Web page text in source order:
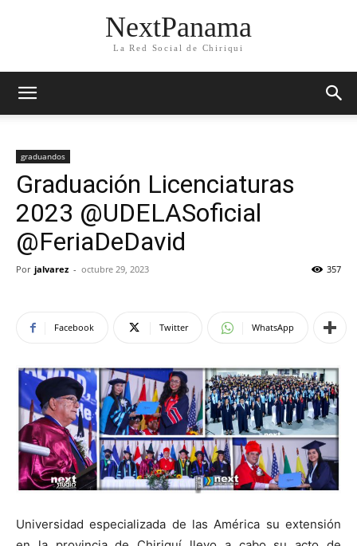
NextPanama
La Red Social de Chiriqui
graduandos
Graduación Licenciaturas
2023 @UDELASoficial
@FeriaDeDavid
Por jalvarez - octubre 29, 2023 357
Facebook Twitter WhatsApp
Universidad especializada de las América su extensión